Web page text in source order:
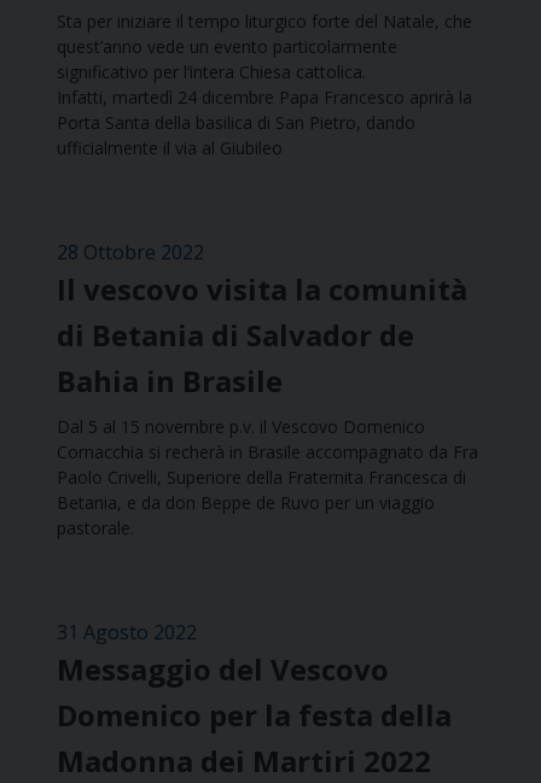
Sta per iniziare il tempo liturgico forte del Natale, che
quest’anno vede un evento particolarmente
significativo per l’intera Chiesa cattolica.
Infatti, martedì 24 dicembre Papa Francesco aprirà la
Porta Santa della basilica di San Pietro, dando
ufficialmente il via al Giubileo
28 Ottobre 2022
Il vescovo visita la comunità
di Betania di Salvador de
Bahia in Brasile
Dal 5 al 15 novembre p.v. il Vescovo Domenico
Cornacchia si recherà in Brasile accompagnato da Fra
Paolo Crivelli, Superiore della Fraternita Francesca di
Betania, e da don Beppe de Ruvo per un viaggio
pastorale.
31 Agosto 2022
Messaggio del Vescovo
Domenico per la festa della
Madonna dei Martiri 2022